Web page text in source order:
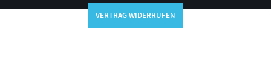
VERTRAG WIDERRUFEN